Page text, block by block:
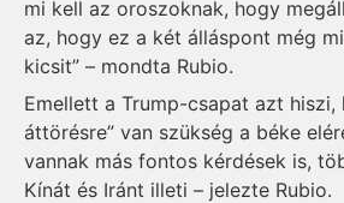
mi kell az oroszoknak, hogy
az, hogy ez a két álláspont még
kicsit” – mondta Rubio.
Emellett a Trump-csapat azt hiszi,
áttörésre” van szükség a béke
vannak más fontos kérdések is,
Kínát és Iránt illeti – jelezte Rubio.